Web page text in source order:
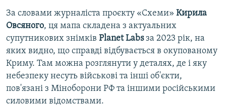
За словами журналіста проєкту «Схеми» Кирила
Овсяного, ця мапа складена з актуальних
супутникових знімків Planet Labsза 2023 рік, на
яких видно, що справді відбувається в окупованому
Криму. Там можна розглянути у деталях, де і яку
небезпеку несуть військові та інші об'єкти,
пов'язані з Міноборони РФ та іншими російськими
силовими відомствами.